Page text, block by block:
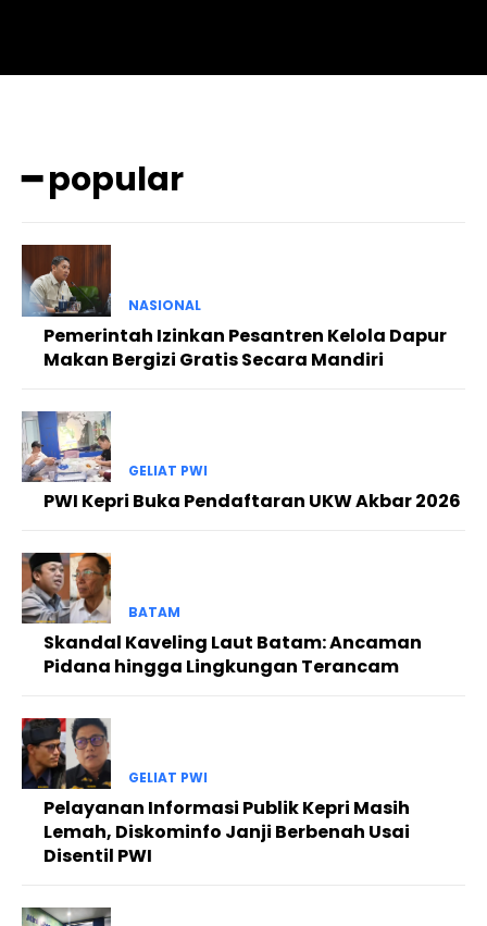
━ popular
NASIONAL
Pemerintah Izinkan Pesantren Kelola Dapur
Makan Bergizi Gratis Secara Mandiri
GELIAT PWI
PWI Kepri Buka Pendaftaran UKW Akbar 2026
BATAM
Skandal Kaveling Laut Batam: Ancaman
Pidana hingga Lingkungan Terancam
GELIAT PWI
Pelayanan Informasi Publik Kepri Masih
Lemah, Diskominfo Janji Berbenah Usai
Disentil PWI